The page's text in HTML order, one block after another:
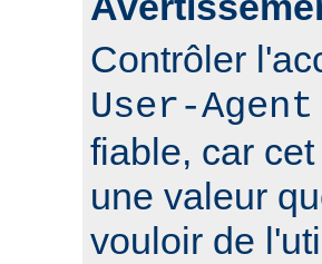
Contrôler
User-Agent
fiable, car
une valeur
vouloir de